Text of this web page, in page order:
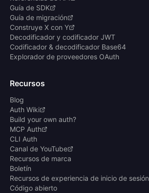
Guía de SDK
Guía de migración
Construye X con Y
Decodificador y codificador JWT
Codificador & decodificador Base64
Explorador de proveedores OAuth
Recursos
Blog
Auth Wiki
Build your own auth?
MCP Auth
CLI Auth
Canal de YouTube
Recursos de marca
Boletín
Recursos de experiencia de inicio de sesión
Código abierto